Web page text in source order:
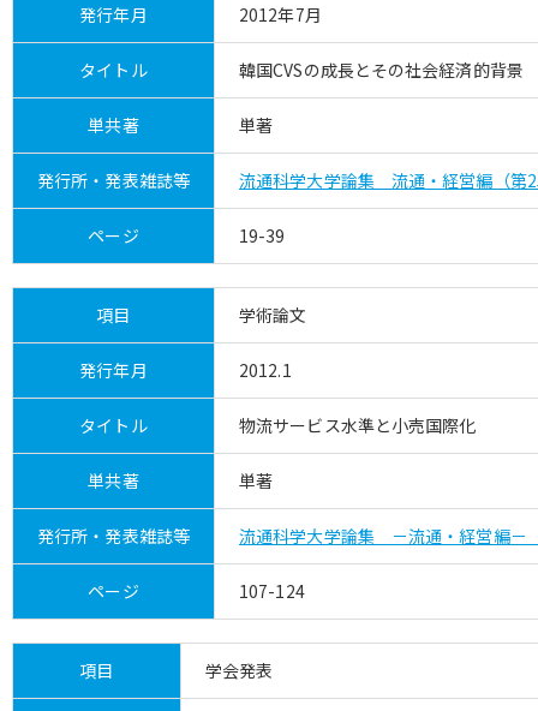
発行年月 2012年7月
タイトル 韓国CVSの成長とその社会経済的背景
単共著 単著
発行所・発表雑誌等 流通科学大学論集 流通・経営編（第
ページ 19-39
項目 学術論文
発行年月 2012.1
タイトル 物流サービス水準と小売国際化
単共著 単著
発行所・発表雑誌等 流通科学大学論集 －流通・経営編－
ページ 107-124
項目 学会発表